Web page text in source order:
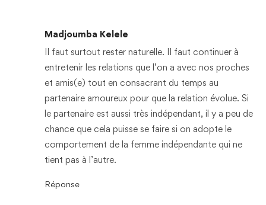
Madjoumba Kelele
Il faut surtout rester naturelle. Il faut continuer à
entretenir les relations que l’on a avec nos proches
et amis(e) tout en consacrant du temps au
partenaire amoureux pour que la relation évolue. Si
le partenaire est aussi très indépendant, il y a peu de
chance que cela puisse se faire si on adopte le
comportement de la femme indépendante qui ne
tient pas à l’autre.
Réponse